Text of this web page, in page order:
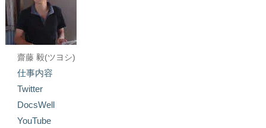
齋藤 毅(ツヨシ)
仕事内容
Twitter
DocsWell
YouTube